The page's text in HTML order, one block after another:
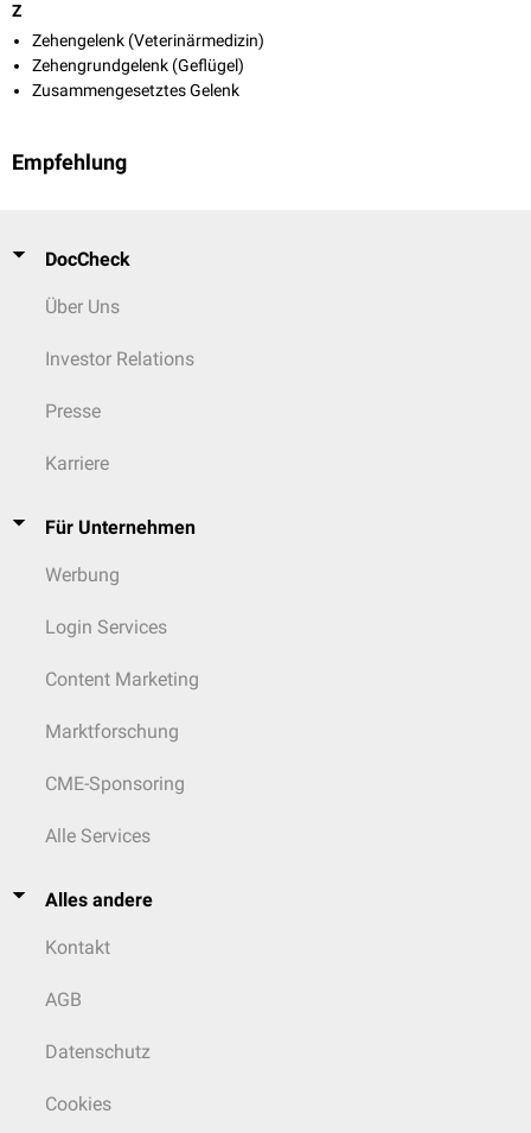
Z
Zehengelenk (Veterinärmedizin)
Zehengrundgelenk (Geflügel)
Zusammengesetztes Gelenk
Empfehlung
DocCheck
Über Uns
Investor Relations
Presse
Karriere
Für Unternehmen
Werbung
Login Services
Content Marketing
Marktforschung
CME-Sponsoring
Alle Services
Alles andere
Kontakt
AGB
Datenschutz
Cookies